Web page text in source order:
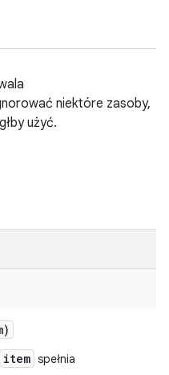
niektóre zasoby,
użyć.
item spełnia